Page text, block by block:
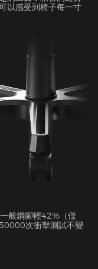
以感受到椅子每一寸
般鋼腳輕42%（僅
次衝擊測試不變